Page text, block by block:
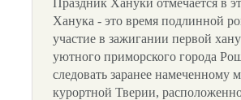
Праздник Хануки отмечается в
Ханука - это время подлинной
участие в зажигании первой
уютного приморского города
следовать заранее намеченному
курортной Тверии,